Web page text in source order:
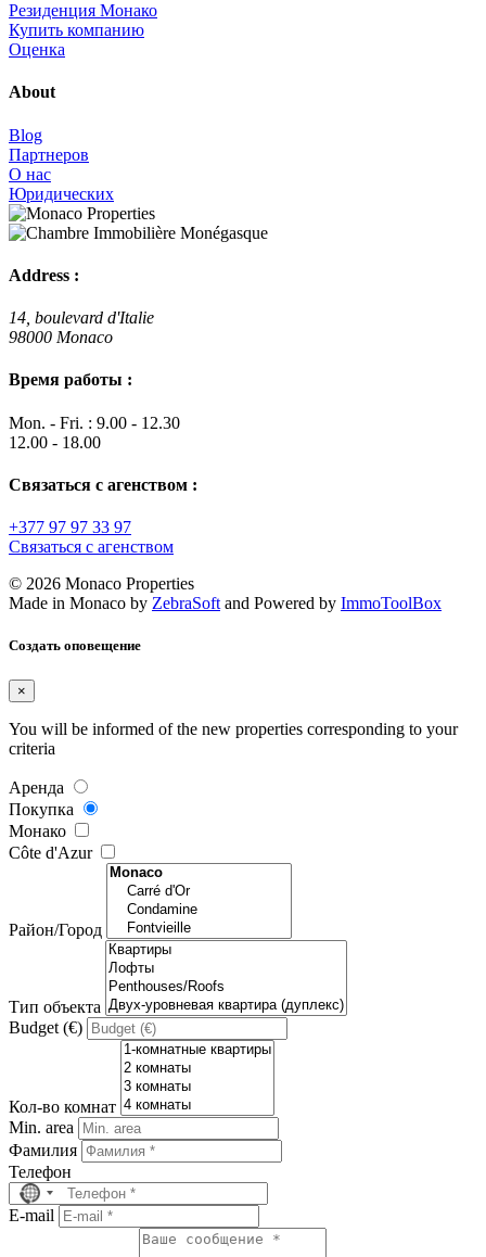
Резиденция Монако
Купить компанию
Оценка
About
Blog
Партнеров
О нас
Юридических
Address :
14, boulevard d'Italie
98000 Monaco
Время работы :
Mon. - Fri. : 9.00 - 12.30
12.00 - 18.00
Связаться с агенством :
+377 97 97 33 97
Связаться с агенством
© 2026 Monaco Properties
Made in Monaco by ZebraSoft and Powered by ImmoToolBox
Создать оповещение
×
You will be informed of the new properties corresponding to your
criteria
Аренда
Покупка
Mонако
Côte d'Azur
Район/Город
Тип объекта
Budget (€)
Кол-во комнат
Min. area
Фамилия
Телефон
No
country
selected
Е-mail